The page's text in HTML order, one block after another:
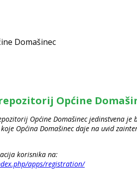
Domašinec
Općine
Općine Domašinec jedinstvena je
Općina Domašinec daje na uvid
korisnika na:
apps/registration/